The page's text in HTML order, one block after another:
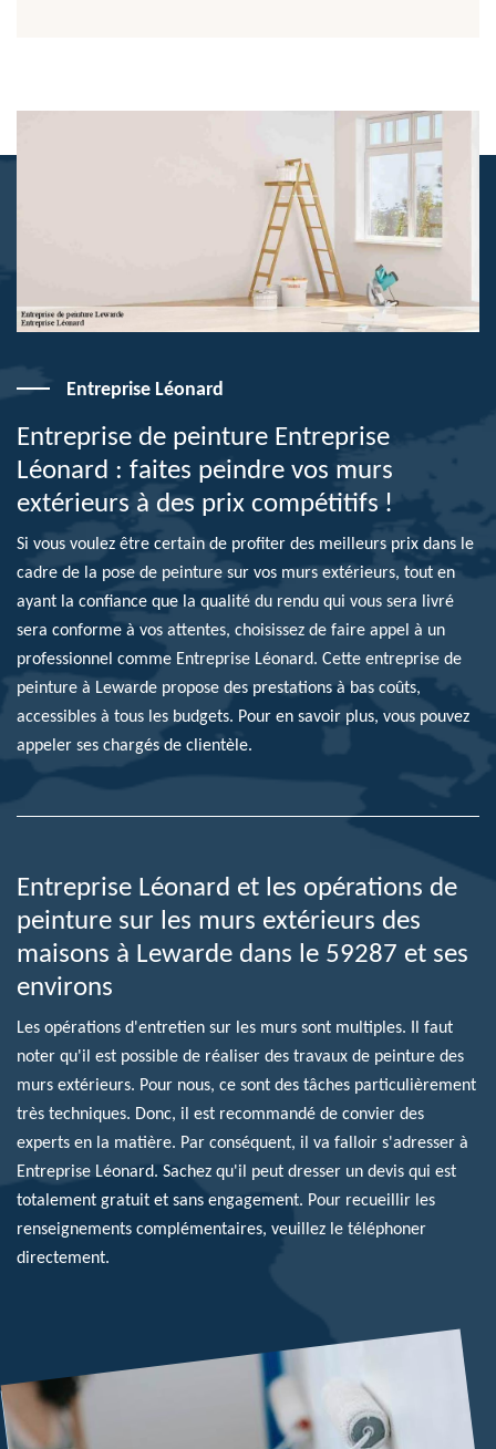
Entreprise Léonard
Entreprise de peinture Entreprise
Léonard : faites peindre vos murs
extérieurs à des prix compétitifs !
Si vous voulez être certain de profiter des meilleurs prix dans le
cadre de la pose de peinture sur vos murs extérieurs, tout en
ayant la confiance que la qualité du rendu qui vous sera livré
sera conforme à vos attentes, choisissez de faire appel à un
professionnel comme Entreprise Léonard. Cette entreprise de
peinture à Lewarde propose des prestations à bas coûts,
accessibles à tous les budgets. Pour en savoir plus, vous pouvez
appeler ses chargés de clientèle.
Entreprise Léonard et les opérations de
peinture sur les murs extérieurs des
maisons à Lewarde dans le 59287 et ses
environs
Les opérations d'entretien sur les murs sont multiples. Il faut
noter qu'il est possible de réaliser des travaux de peinture des
murs extérieurs. Pour nous, ce sont des tâches particulièrement
très techniques. Donc, il est recommandé de convier des
experts en la matière. Par conséquent, il va falloir s'adresser à
Entreprise Léonard. Sachez qu'il peut dresser un devis qui est
totalement gratuit et sans engagement. Pour recueillir les
renseignements complémentaires, veuillez le téléphoner
directement.